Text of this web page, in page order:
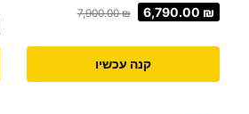
7,900.00₪ 6,790.00 ₪
קנה עכשיו